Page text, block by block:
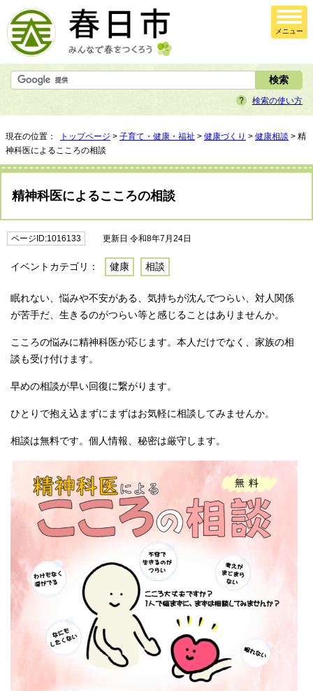
メニュー
検索の使い方
現在の位置： トップページ > 子育て・健康・福祉 > 健康づくり > 健康相談 > 精
神科医によるこころの相談
精神科医によるこころの相談
ページID:1016133 更新日 令和8年7月24日
イベントカテゴリ： 健康 相談
眠れない、悩みや不安がある、気持ちが沈んでつらい、対人関係
が苦手だ、生きるのがつらい等と感じることはありませんか。
こころの悩みに精神科医が応じます。本人だけでなく、家族の相
談も受け付けます。
早めの相談が早い回復に繋がります。
ひとりで抱え込まずにまずはお気軽に相談してみませんか。
相談は無料です。個人情報、秘密は厳守します。